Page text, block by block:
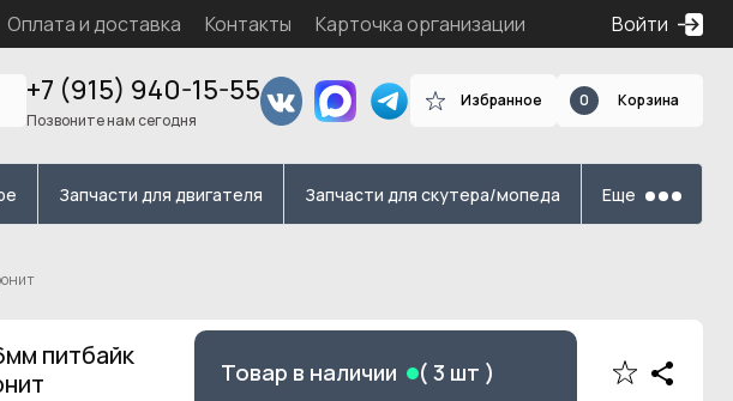
Оплата и доставка Контакты Карточка организации Войти
+7 (915) 940-15-55
Позвоните нам сегодня
Избранное 0 Корзина
Запчасти для двигателя Запчасти для скутера/мопеда Еще
питбайк
Товар в наличии ( 3 шт )